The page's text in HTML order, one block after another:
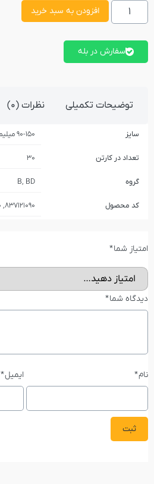
افزودن به سبد خرید
سفارش در بله
توضیحات تکمیلی نظرات (0)
سایز 90-150 میلیمتر
تعداد در کارتن 30
گروه B, BD
کد محصول 837121090, 837261090
امتیاز شما*
دیدگاه شما*
نام* ایمیل*